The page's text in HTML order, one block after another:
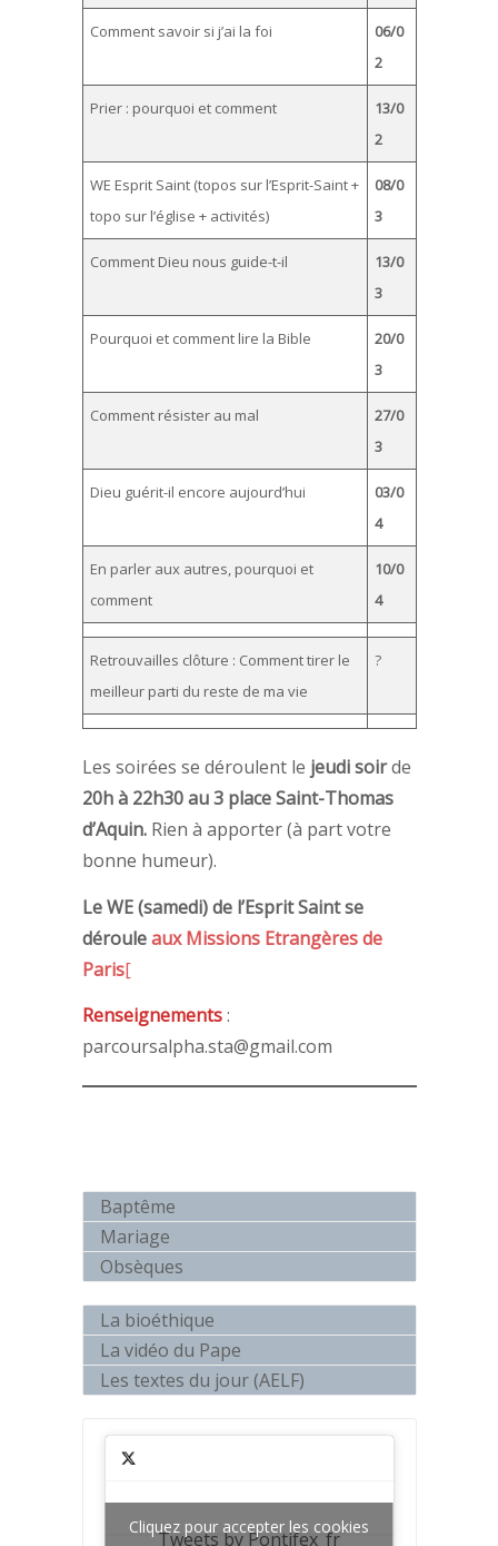
Comment savoir si j’ai la foi
06/0
2
Prier : pourquoi et comment
13/0
2
WE Esprit Saint (topos sur l’Esprit-Saint +
topo sur l’église + activités)
08/0
3
Comment Dieu nous guide-t-il
13/0
3
Pourquoi et comment lire la Bible
20/0
3
Comment résister au mal
27/0
3
Dieu guérit-il encore aujourd’hui
03/0
4
En parler aux autres, pourquoi et
comment
10/0
4
Retrouvailles clôture : Comment tirer le
meilleur parti du reste de ma vie
?
Les soirées se déroulent le jeudi soirde
20h à 22h30 au 3 place Saint-Thomas
d’Aquin.Rien à apporter (à part votre
bonne humeur).
Le WE (samedi) de l’Esprit Saint se
dérouleaux Missions Etrangères de
Paris[
Renseignements:
parcoursalpha.sta@gmail.com
Baptême
Mariage
Obsèques
La bioéthique
La vidéo du Pape
Les textes du jour (AELF)
Tweets by Pontifex_fr
Cliquez pour accepter les cookies